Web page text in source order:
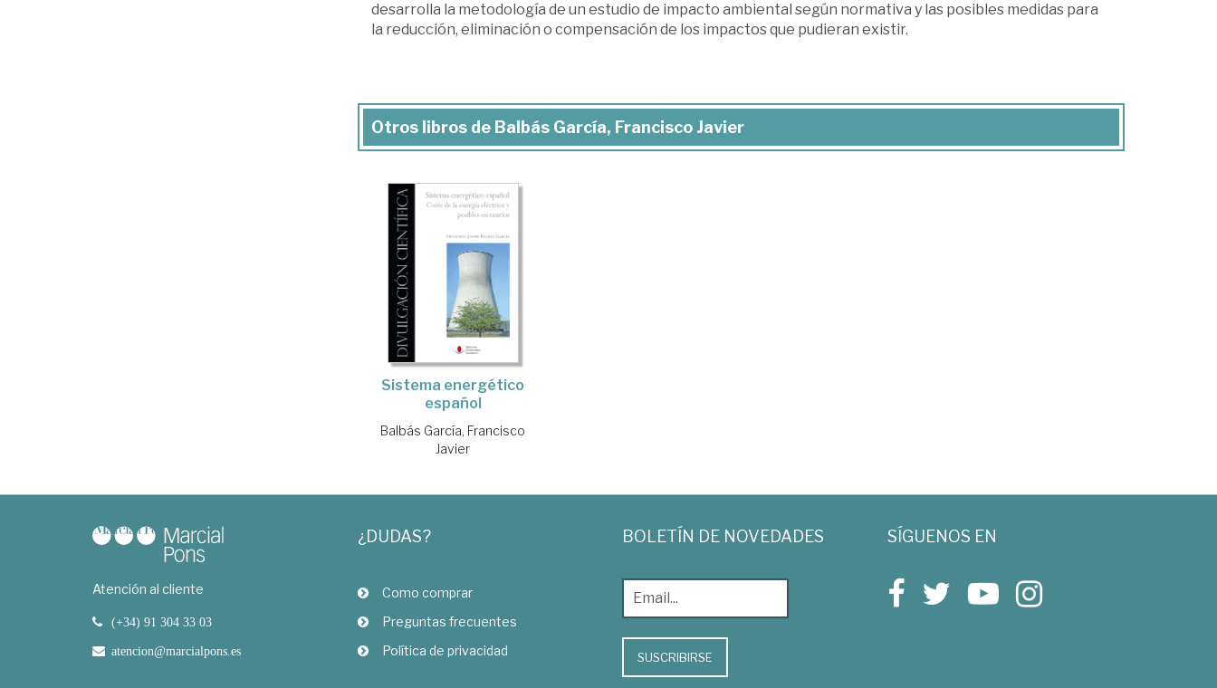
desarrolla la metodología de un estudio de impacto ambiental según normativa y las posibles medidas para
la reducción, eliminación o compensación de los impactos que pudieran existir.
Otros libros de Balbás García, Francisco Javier
Sistema energético
español
Balbás García, Francisco
Javier
Atención al cliente
(+34) 91 304 33 03
atencion@marcialpons.es
¿DUDAS?
Como comprar
Preguntas frecuentes
Política de privacidad
BOLETÍN DE NOVEDADES
SUSCRIBIRSE
SÍGUENOS EN